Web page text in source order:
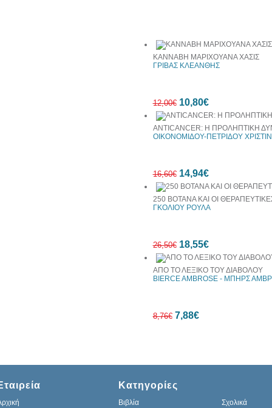
ΚΑΝΝΑΒΗ ΜΑΡΙΧΟΥΑΝΑ ΧΑΣΙΣ
ΓΡΙΒΑΣ ΚΛΕΑΝΘΗΣ
12,00€ 10,80€
ANTICANCER: Η ΠΡΟΛΗΠΤΙΚΗ
ΟΙΚΟΝΟΜΙΔΟΥ-ΠΕΤΡΙΔΟΥ
16,60€ 14,94€
250 ΒΟΤΑΝΑ ΚΑΙ ΟΙ
ΓΚΟΛΙΟΥ ΡΟΥΛΑ
26,50€ 18,55€
ΑΠΟ ΤΟ ΛΕΞΙΚΟ ΤΟΥ ΔΙΑΒΟΛΟΥ
BIERCE AMBROSE - ΜΠΗΡΣ
8,76€ 7,88€
Κατηγορίες
Βιβλία
Σχολικά